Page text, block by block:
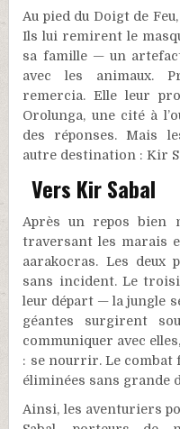
Au pied du Doigt de
Ils lui remirent le
sa famille — un
avec les animaux.
remercia. Elle leur
Orolunga, une cité à
des réponses. Mais
autre destination : Kir
Vers Kir Sabal
Après un repos bien
traversant les marais
aarakocras. Les deux
sans incident. Le
leur départ — la jungle
géantes surgirent
communiquer avec
: se nourrir. Le combat
éliminées sans grande
Ainsi, les aventuriers